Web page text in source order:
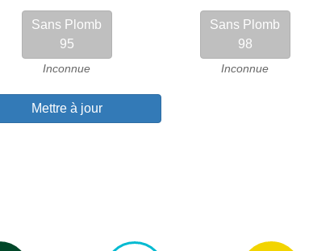
Sans Plomb
95
Inconnue
Sans Plomb
98
Inconnue
Mettre à jour